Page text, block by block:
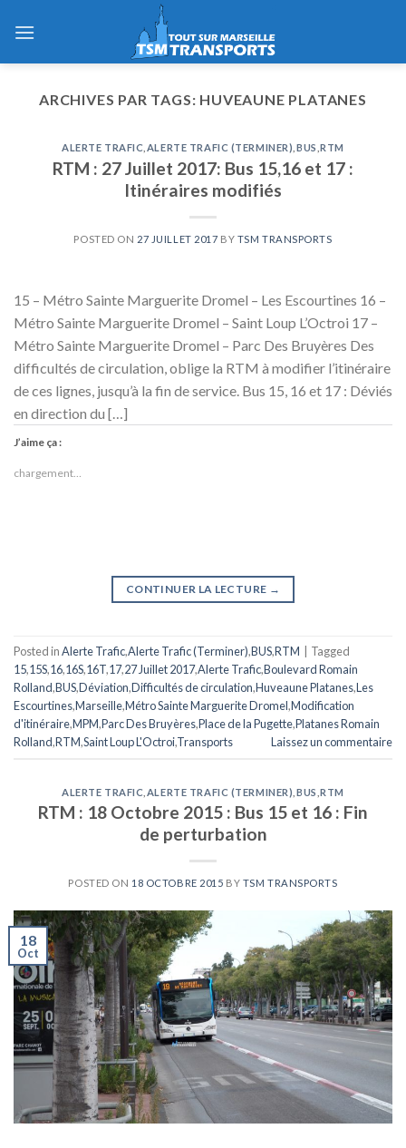
ARCHIVES PAR TAGS: HUVEAUNE PLATANES
ALERTE TRAFIC ALERTE TRAFIC (TERMINER) BUS ,RTM
RTM : 27 Juillet 2017: Bus 15,16 et 17 :
Itinéraires modifiés
POSTED ON 27 JUILLET 2017 BY TSM TRANSPORTS
15 – Métro Sainte Marguerite Dromel – Les Escourtines 16 –
Métro Sainte Marguerite Dromel – Saint Loup L’Octroi 17 –
Métro Sainte Marguerite Dromel – Parc Des Bruyères Des
difficultés de circulation, oblige la RTM à modifier l’itinéraire
de ces lignes, jusqu’à la fin de service. Bus 15, 16 et 17 : Déviés
en direction du […]
J’aime ça :
chargement…
CONTINUER LA LECTURE →
Posted inAlerte Trafic,Alerte Trafic (Terminer),BUS,RTM
Tagged
15,15S,16,16S,16T,17,27 Juillet 2017,Alerte Trafic,Boulevard Romain
Rolland,BUS,Déviation,Difficultés de circulation,Huveaune Platanes,Les
Escourtines,Marseille,Métro Sainte Marguerite Dromel,Modification
d'itinéraire,MPM,Parc Des Bruyères,Place de la Pugette,Platanes Romain
Rolland,RTM,Saint Loup L'Octroi,Transports Laissez un commentaire
ALERTE TRAFIC ALERTE TRAFIC (TERMINER) BUS ,RTM
RTM : 18 Octobre 2015 : Bus 15 et 16 : Fin
de perturbation
POSTED ON 18 OCTOBRE 2015 BY TSM TRANSPORTS
18
Oct